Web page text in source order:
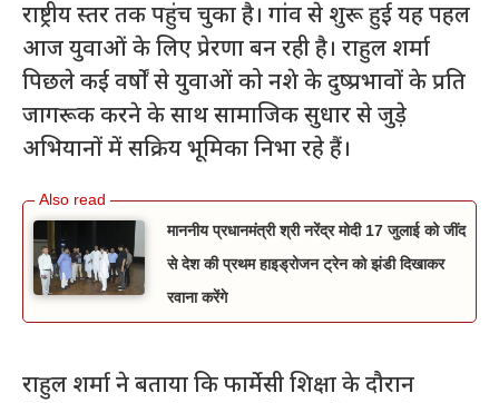
राष्ट्रीय स्तर तक पहुंच चुका है। गांव से शुरू हुई यह पहल
आज युवाओं के लिए प्रेरणा बन रही है। राहुल शर्मा
पिछले कई वर्षों से युवाओं को नशे के दुष्प्रभावों के प्रति
जागरूक करने के साथ सामाजिक सुधार से जुड़े
अभियानों में सक्रिय भूमिका निभा रहे हैं।
माननीय प्रधानमंत्री श्री नरेंद्र मोदी 17 जुलाई को जींद
से देश की प्रथम हाइड्रोजन ट्रेन को झंडी दिखाकर
रवाना करेंगे
राहुल शर्मा ने बताया कि फार्मेसी शिक्षा के दौरान